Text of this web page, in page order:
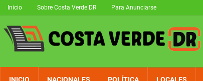
Inicio Sobre Costa Verde DR Para Anunciarse